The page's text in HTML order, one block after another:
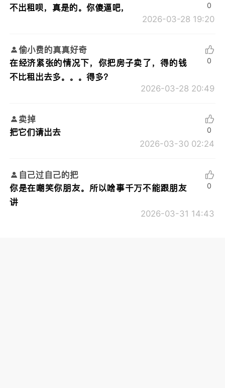
不出租呗，真是的。你傻逼吧，
2026-03-28 19:20
0
偷小费的真真好奇
在经济紧张的情况下，你把房子卖了，得的钱
不比租出去多。。。得多？
2026-03-28 20:49
0
卖掉
把它们请岀去
2026-03-30 02:24
0
自己过自己的把
你是在嘲笑你朋友。所以啥事千万不能跟朋友
讲
2026-03-31 14:43
0